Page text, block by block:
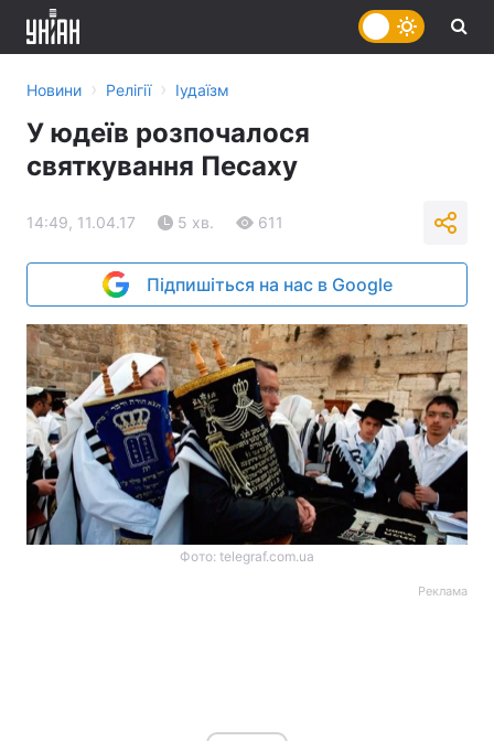
Новини › Релігії › Іудаїзм
У юдеїв розпочалося
святкування Песаху
14:49, 11.04.17 5 хв. 611
Підпишіться на нас в Google
Фото: telegraf.com.ua
Реклама